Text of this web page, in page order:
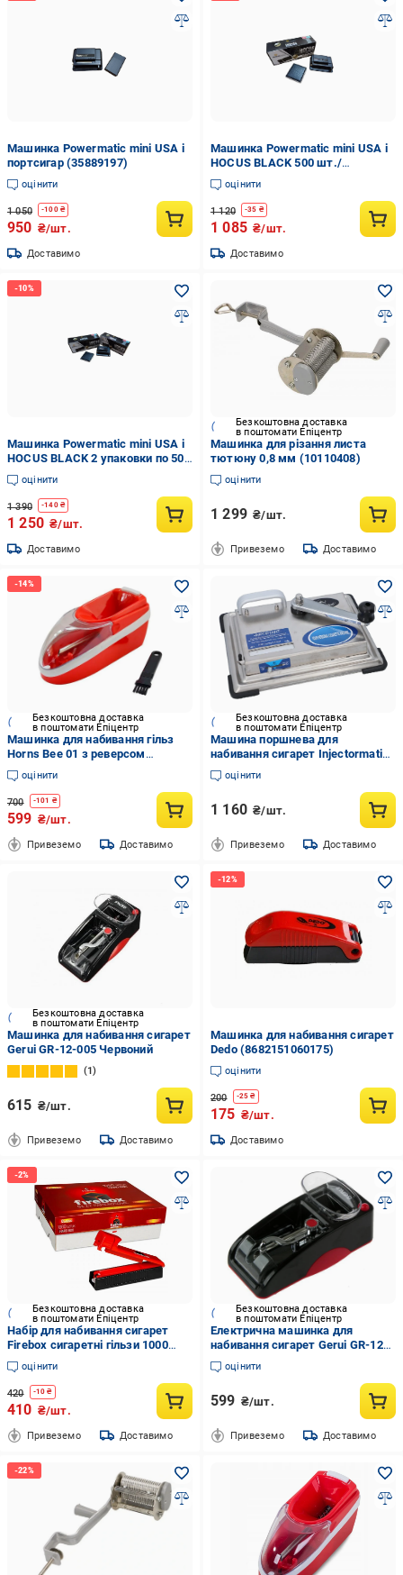
Машинка Powermatic mini USA і
портсигар (35889197)
оцінити
1 050 -100₴
950 ₴/шт.
Доставимо
Машинка Powermatic mini USA і
HOCUS BLACK 500 шт./
портсигар (35889179)
оцінити
1 120 -35 ₴
1 085 ₴/шт.
Доставимо
Машинка Powermatic mini USA і
HOCUS BLACK 2 упаковки по 500
шт./портсигар (35889185)
оцінити
1 390 -140₴
1 250 ₴/шт.
Доставимо
Безкоштовна доставка
в поштомати Епіцентр
Машинка для різання листа
тютюну 0,8 мм (10110408)
оцінити
1 299 ₴/шт.
Привеземо Доставимо
Безкоштовна доставка
в поштомати Епіцентр
Машинка для набивання гільз
Horns Bee 01 з реверсом
(11271793)
оцінити
700 -101 ₴
599 ₴/шт.
Привеземо Доставимо
Безкоштовна доставка
в поштомати Епіцентр
Машина поршнева для
набивання сигарет Injectormatic
Сірий
оцінити
1 160 ₴/шт.
Привеземо Доставимо
Безкоштовна доставка
в поштомати Епіцентр
Машинка для набивання сигарет
Gerui GR-12-005 Червоний
1
615 ₴/шт.
Привеземо Доставимо
Машинка для набивання сигарет
Dedo (8682151060175)
оцінити
200 -25 ₴
175 ₴/шт.
Доставимо
Безкоштовна доставка
в поштомати Епіцентр
Набір для набивання сигарет
Firebox сигаретні гільзи 1000
шт./машинка для набивання
гільз
оцінити
420 -10 ₴
410 ₴/шт.
Привеземо Доставимо
Безкоштовна доставка
в поштомати Епіцентр
Електрична машинка для
набивання сигарет Gerui GR-12-
005 Slim 6,5 мм
оцінити
599 ₴/шт.
Привеземо Доставимо